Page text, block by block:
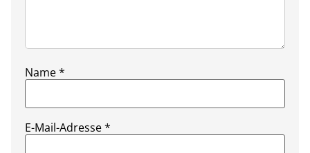
Name*
E-Mail-Adresse*